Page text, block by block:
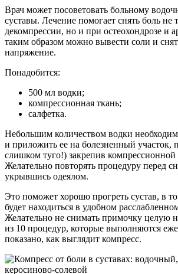
Врач может посоветовать больному
суставы. Лечение помогает снять боль не
декомпрессии, но и при остеохондрозе и
таким образом можно вывести соли и
напряжение.
Понадобится:
500 мл водки;
компрессионная ткань;
салфетка.
Небольшим количеством водки
и приложить ее на болезненный участок,
слишком туго!) закрепив компрессионной
Желательно повторять процедуру перед
укрывшись одеялом.
Это поможет хорошо прогреть сустав, в
будет находиться в удобном
Желательно не снимать примочку целую
из 10 процедур, которые выполняются
показано, как выглядит компресс.